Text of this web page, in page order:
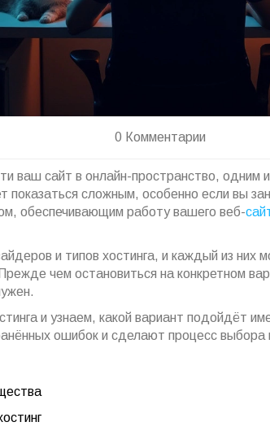
0 Комментарии
ваш сайт в онлайн-пространство, одним
показаться сложным, особенно если вы
обеспечивающим работу вашего веб-
и типов хостинга, и каждый из них
чем остановиться на конкретном
и узнаем, какой вариант подойдёт
ошибок и сделают процесс выбора